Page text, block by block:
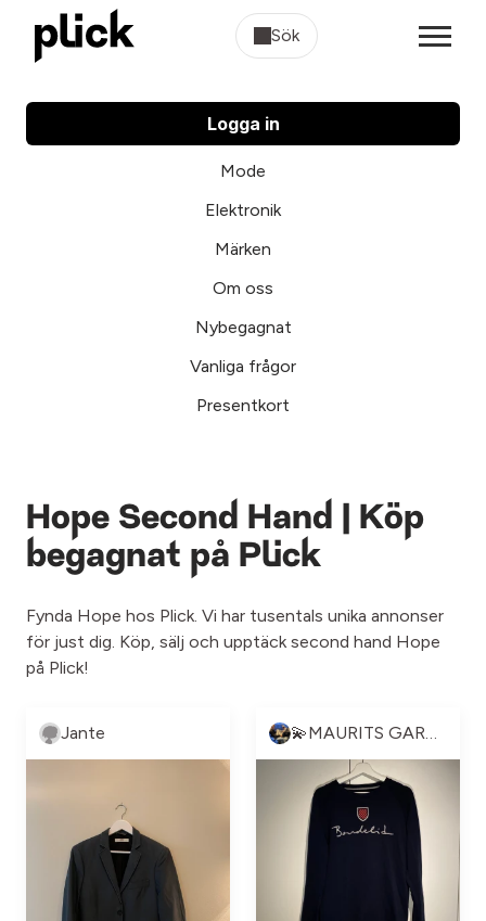
Sök
Logga in
Mode
Elektronik
Märken
Om oss
Nybegagnat
Vanliga frågor
Presentkort
Hope Second Hand | Köp
begagnat på Plick
Fynda Hope hos Plick. Vi har tusentals unika annonser
för just dig. Köp, sälj och upptäck second hand Hope
på Plick!
Jante 💫MAURITS GARDEROB💫